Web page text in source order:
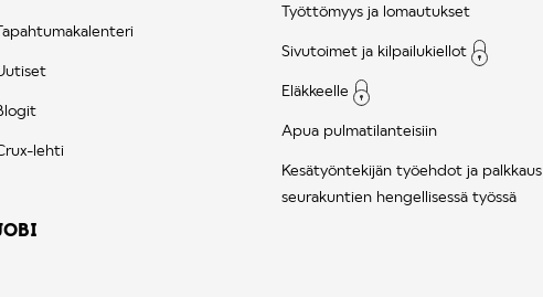
lehti
Työttömyys ja lomautukset
Sivutoimet ja kilpailukiellot
Eläkkeelle
Apua pulmatilanteisiin
Kesätyöntekijän työehdot ja palkkaus
seurakuntien hengellisessä työssä